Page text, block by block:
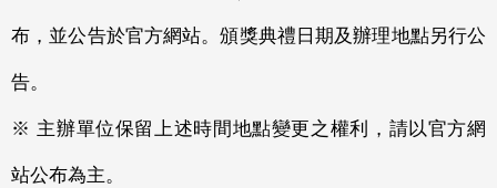
布，並公告於官方網站。頒獎典禮日期及辦理地點另行公
告。
※ 主辦單位保留上述時間地點變更之權利，請以官方網
站公布為主。